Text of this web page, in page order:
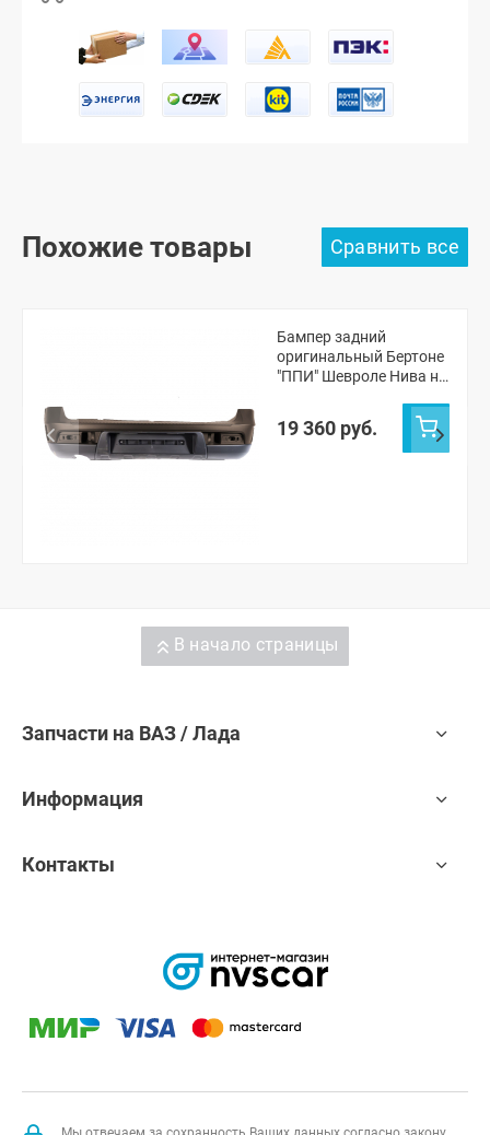
Похожие товары
Бампер задний
оригинальный Бертоне
"ППИ" Шевроле Нива н/
19 360 руб.
В начало страницы
Запчасти на ВАЗ / Лада
Информация
Контакты